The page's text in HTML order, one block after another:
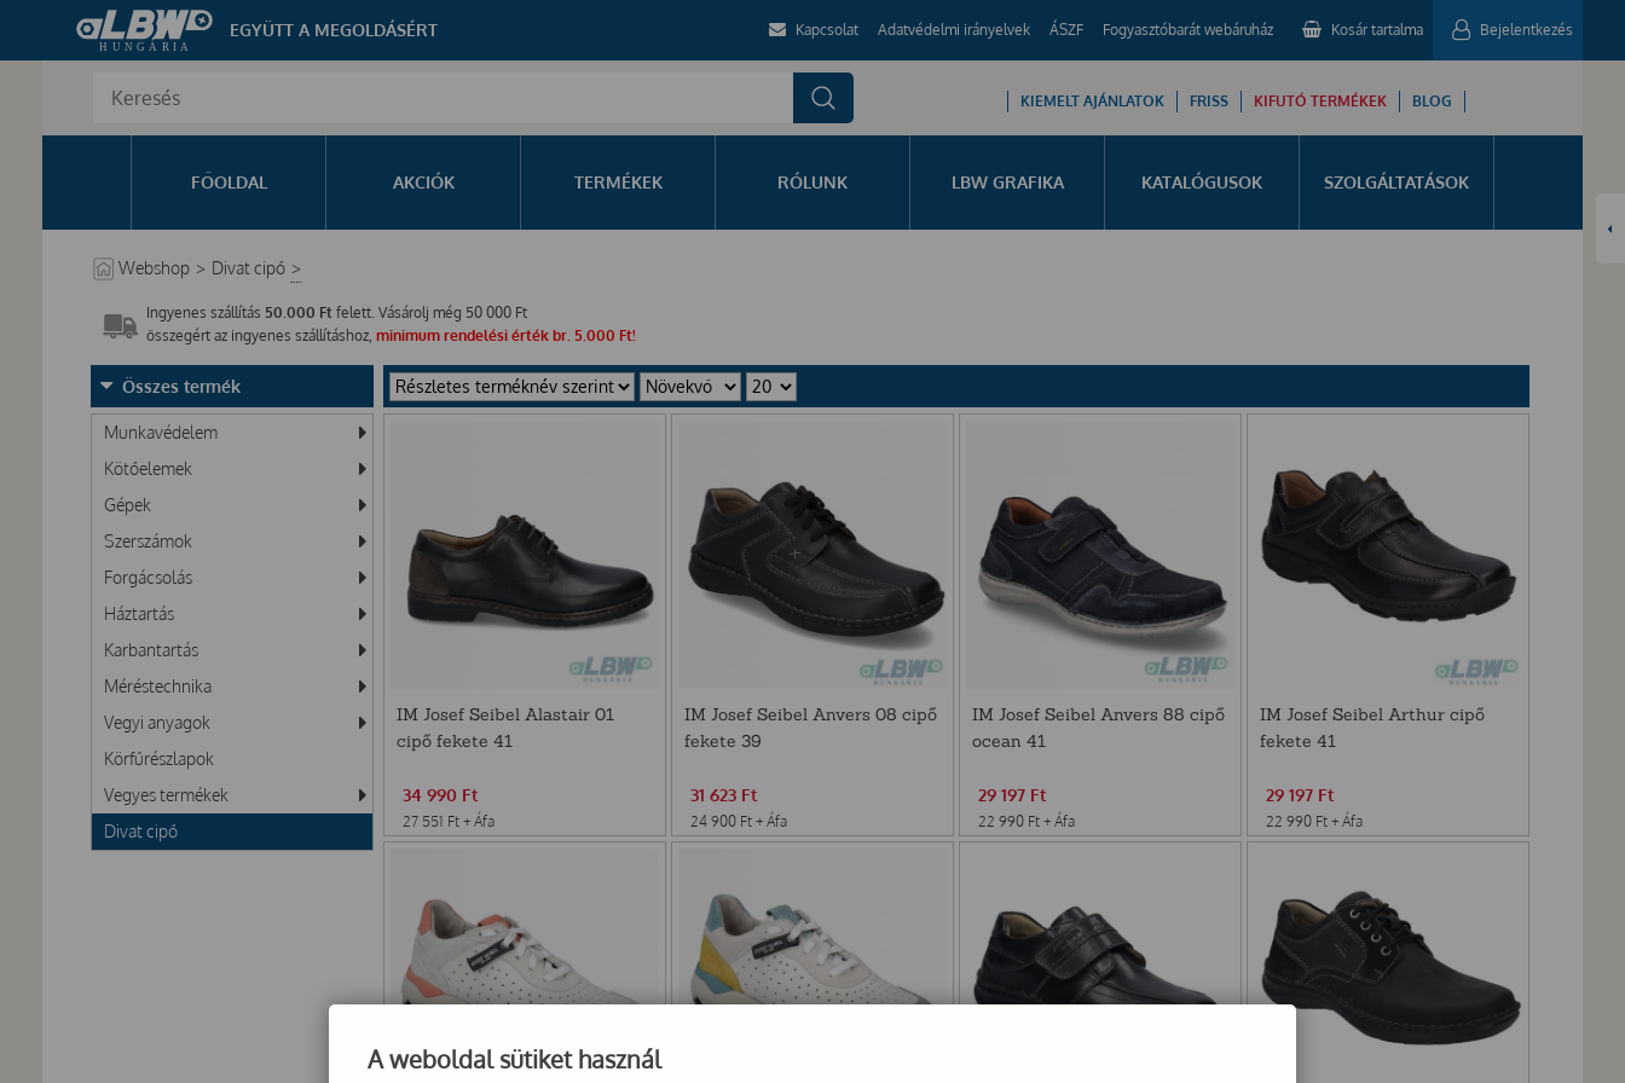
EGYÜTT A MEGOLDÁSÉRT Kapcsolat Adatvédelmi irányelvek ÁSZF Fogyasztóbarát webáruház Kosár tartalma Bejelentkezés
KIEMELT AJÁNLATOK FRISS KIFUTÓ TERMÉKEK BLOG
FŐOLDAL AKCIÓK TERMÉKEK RÓLUNK LBW GRAFIKA KATALÓGUSOK SZOLGÁLTATÁSOK
Webshop > Divat cipő >
Ingyenes szállítás 50.000 Ft felett. Vásárolj még 50 000 Ft
összegért az ingyenes szállításhoz, minimum rendelési érték br. 5.000 Ft!
Összes termék
Munkavédelem
Kötőelemek
Gépek
Szerszámok
Forgácsolás
Háztartás
Karbantartás
Méréstechnika
Vegyi anyagok
Körfűrészlapok
Vegyes termékek
Divat cipő
IM Josef Seibel Alastair 01
cipő fekete 41
34 990 Ft
27 551 Ft + Áfa
IM Josef Seibel Anvers 08 cipő
fekete 39
31 623 Ft
24 900 Ft + Áfa
IM Josef Seibel Anvers 88 cipő
ocean 41
29 197 Ft
22 990 Ft + Áfa
IM Josef Seibel Arthur cipő
fekete 41
29 197 Ft
22 990 Ft + Áfa
A weboldal sütiket használ